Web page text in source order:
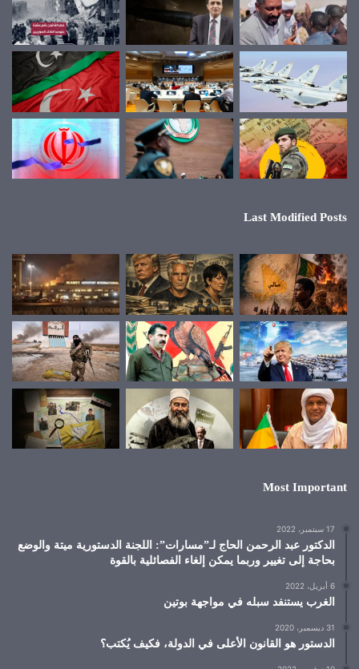
Last Modified Posts
Most Important
17 سبتمبر، 2022
الدكتور عبد الرحمن الحاج لـ”مسارات”: اللجنة الدستورية ميتة والوضع
بحاجة إلى تغيير وربما يمكن إلغاء الفصائلية بالقوة
6 أبريل، 2022
الغرب يستنفد سبله في مواجهة بوتين
31 ديسمبر، 2020
الدستور هو القانون الأعلى في الدولة، فكيف يُكتب؟